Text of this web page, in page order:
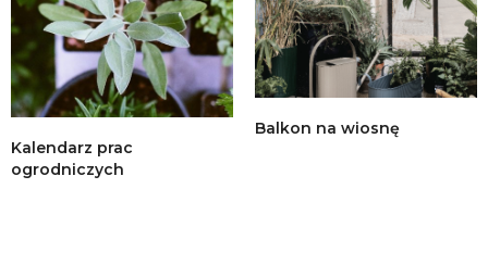
Kalendarz prac
ogrodniczych
Balkon na wiosnę